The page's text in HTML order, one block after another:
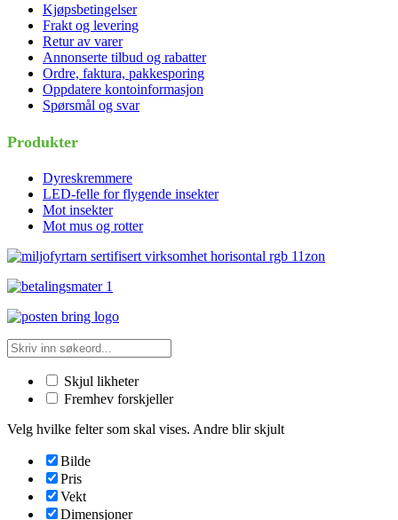
Kjøpsbetingelser
Frakt og levering
Retur av varer
Annonserte tilbud og rabatter
Ordre, faktura, pakkesporing
Oppdatere kontoinformasjon
Spørsmål og svar
Produkter
Dyreskremmere
LED-felle for flygende insekter
Mot insekter
Mot mus og rotter
Skjul likheter
Fremhev forskjeller
Velg hvilke felter som skal vises. Andre blir skjult
Bilde
Pris
Vekt
Dimensjoner